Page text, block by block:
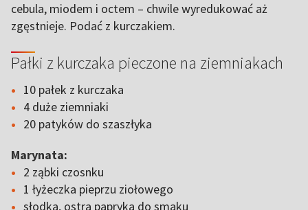
cebula, miodem i octem – chwile wyredukować aż
zgęstnieje. Podać z kurczakiem.
Pałki z kurczaka pieczone na ziemniakach
10 pałek z kurczaka
4 duże ziemniaki
20 patyków do szaszłyka
Marynata:
2 ząbki czosnku
1 łyżeczka pieprzu ziołowego
słodka, ostra papryka do smaku